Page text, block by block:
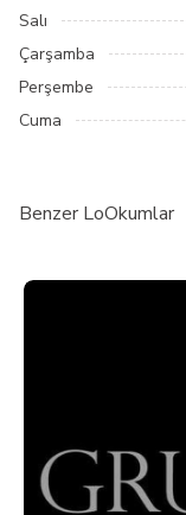
Salı
Çarşamba
Perşembe
Cuma
Benzer LoOkumlar